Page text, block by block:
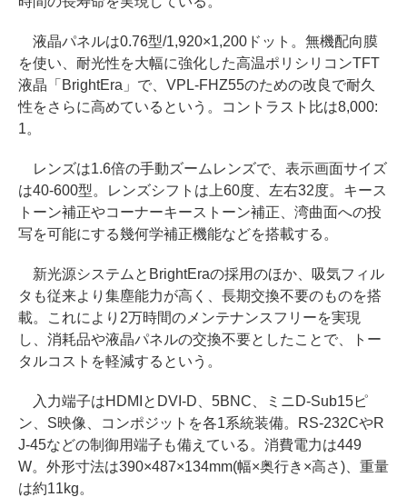
液晶パネルは0.76型/1,920×1,200ドット。無機配向膜
を使い、耐光性を大幅に強化した高温ポリシリコンTFT
液晶「BrightEra」で、VPL-FHZ55のための改良で耐久
性をさらに高めているという。コントラスト比は8,000:
1。
レンズは1.6倍の手動ズームレンズで、表示画面サイズ
は40-600型。レンズシフトは上60度、左右32度。キース
トーン補正やコーナーキーストーン補正、湾曲面への投
写を可能にする幾何学補正機能などを搭載する。
新光源システムとBrightEraの採用のほか、吸気フィル
タも従来より集塵能力が高く、長期交換不要のものを搭
載。これにより2万時間のメンテナンスフリーを実現
し、消耗品や液晶パネルの交換不要としたことで、トー
タルコストを軽減するという。
入力端子はHDMIとDVI-D、5BNC、ミニD-Sub15ピ
ン、S映像、コンポジットを各1系統装備。RS-232CやR
J-45などの制御用端子も備えている。消費電力は449
W。外形寸法は390×487×134mm(幅×奥行き×高さ)、重量
は約11kg。